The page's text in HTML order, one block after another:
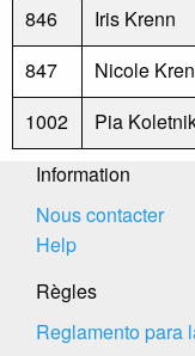
846
Iris Krenn
847
Nicole
1002
Pia
Information
Nous contacter
Help
Règles
Reglamento para